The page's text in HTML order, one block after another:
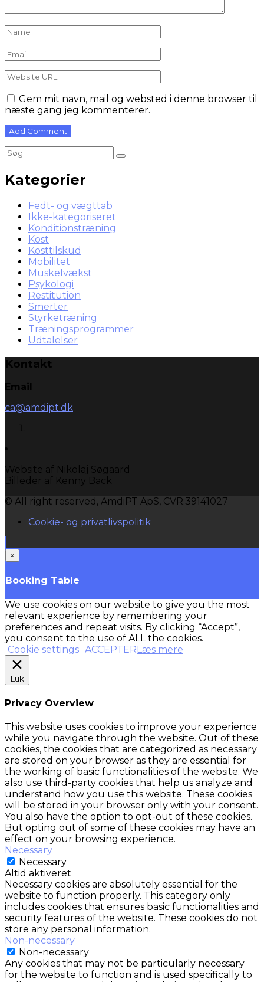
Gem mit navn, mail og websted i denne browser til
næste gang jeg kommenterer.
Kategorier
Fedt- og vægttab
Ikke-kategoriseret
Konditionstræning
Kost
Kosttilskud
Mobilitet
Muskelvækst
Psykologi
Restitution
Smerter
Styrketræning
Træningsprogrammer
Udtalelser
Kontakt
Email
ca@amdipt.dk
Website af Nikolaj Søgaard
Billeder af Kenny Back
© All right reserved, AmdiPT ApS, CVR:39141027
Cookie- og privatlivspolitik
×
Booking Table
We use cookies on our website to give you the most
relevant experience by remembering your
preferences and repeat visits. By clicking “Accept”,
you consent to the use of ALL the cookies.
Cookie settings ACCEPTERLæs mere
Luk
Privacy Overview
This website uses cookies to improve your experience
while you navigate through the website. Out of these
cookies, the cookies that are categorized as necessary
are stored on your browser as they are essential for
the working of basic functionalities of the website. We
also use third-party cookies that help us analyze and
understand how you use this website. These cookies
will be stored in your browser only with your consent.
You also have the option to opt-out of these cookies.
But opting out of some of these cookies may have an
effect on your browsing experience.
Necessary
Necessary
Altid aktiveret
Necessary cookies are absolutely essential for the
website to function properly. This category only
includes cookies that ensures basic functionalities and
security features of the website. These cookies do not
store any personal information.
Non-necessary
Non-necessary
Any cookies that may not be particularly necessary
for the website to function and is used specifically to